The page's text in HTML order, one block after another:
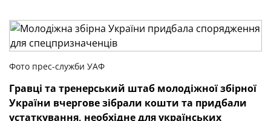
Фото прес-служби УАФ
Гравці та тренерський штаб молодіжної збірної
України вчергове зібрали кошти та придбали
устаткування, необхідне для українських